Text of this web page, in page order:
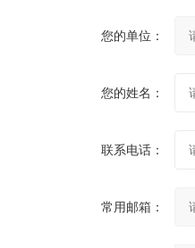
您的单位：
您的姓名：
联系电话：
常用邮箱：